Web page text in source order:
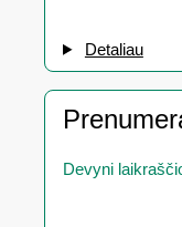
Detaliau
Devyni